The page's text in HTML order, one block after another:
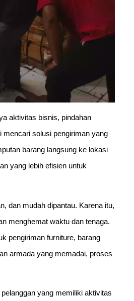
aktivitas bisnis, pindahan
mencari solusi pengiriman yang
barang langsung ke lokasi
yang lebih efisien untuk
dan mudah dipantau. Karena itu,
menghemat waktu dan tenaga.
pengiriman furniture, barang
armada yang memadai, proses
yang memiliki aktivitas